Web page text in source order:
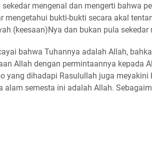
mengenal dan mengerti bahwa
mengetahui bukti-bukti secara akal
(keesaan)Nya dan bukan pula sekedar
bahwa Tuhannya adalah Allah,
Allah dengan permintaannya kepada
yang dihadapi Rasulullah juga meyakini
alam semesta ini adalah Allah.